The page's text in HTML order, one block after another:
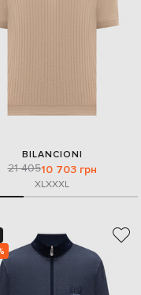
BILANCIONI
21 40510 703 грн
XLXXXL